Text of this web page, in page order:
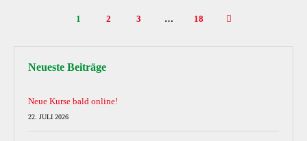
1 2 3 … 18
Neueste Beiträge
Neue Kurse bald online!
22. JULI 2026